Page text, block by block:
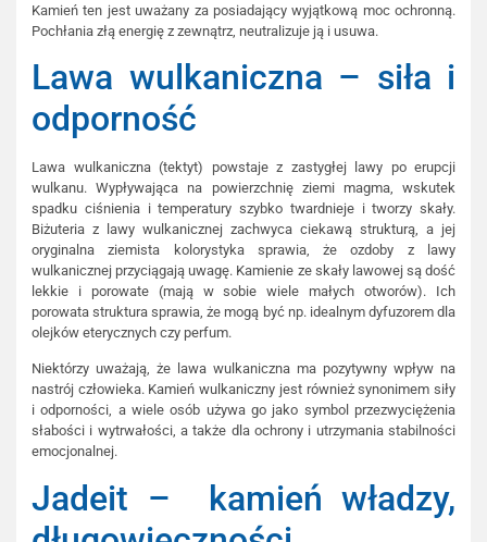
Kamień ten jest uważany za posiadający wyjątkową moc ochronną.
Pochłania złą energię z zewnątrz, neutralizuje ją i usuwa.
Lawa wulkaniczna – siła i
odporność
Lawa wulkaniczna (tektyt) powstaje z zastygłej lawy po erupcji
wulkanu. Wypływająca na powierzchnię ziemi magma, wskutek
spadku ciśnienia i temperatury szybko twardnieje i tworzy skały.
Biżuteria z lawy wulkanicznej zachwyca ciekawą strukturą, a jej
oryginalna ziemista kolorystyka sprawia, że ozdoby z lawy
wulkanicznej przyciągają uwagę. Kamienie ze skały lawowej są dość
lekkie i porowate (mają w sobie wiele małych otworów). Ich
porowata struktura sprawia, że mogą być np. idealnym dyfuzorem dla
olejków eterycznych czy perfum.
Niektórzy uważają, że lawa wulkaniczna ma pozytywny wpływ na
nastrój człowieka. Kamień wulkaniczny jest również synonimem siły
i odporności, a wiele osób używa go jako symbol przezwyciężenia
słabości i wytrwałości, a także dla ochrony i utrzymania stabilności
emocjonalnej.
Jadeit – kamień władzy,